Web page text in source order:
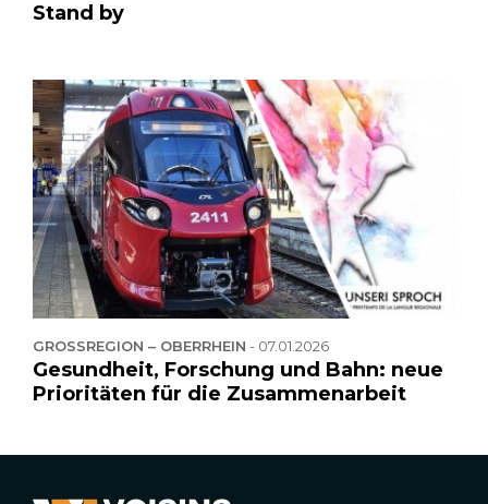
Stand by
GROSSREGION – OBERRHEIN - 07.01.2026
Gesundheit, Forschung und Bahn: neue
Prioritäten für die Zusammenarbeit